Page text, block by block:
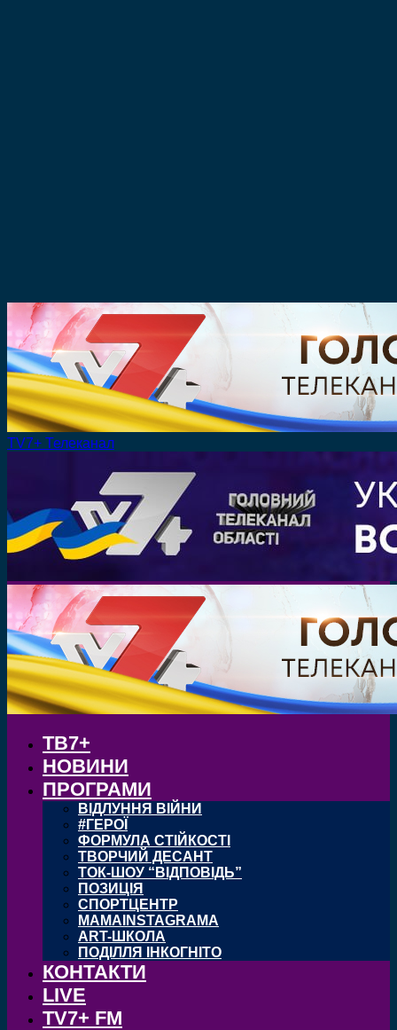
TV7+ Телеканал
ТВ7+
НОВИНИ
ПРОГРАМИ
ВІДЛУННЯ ВІЙНИ
#ГЕРОЇ
ФОРМУЛА СТІЙКОСТІ
ТВОРЧИЙ ДЕСАНТ
ТОК-ШОУ “ВІДПОВІДЬ”
ПОЗИЦІЯ
СПОРТЦЕНТР
MAMAINSTAGRAMA
ART-ШКОЛА
ПОДІЛЛЯ ІНКОГНІТО
КОНТАКТИ
LIVE
TV7+ FM